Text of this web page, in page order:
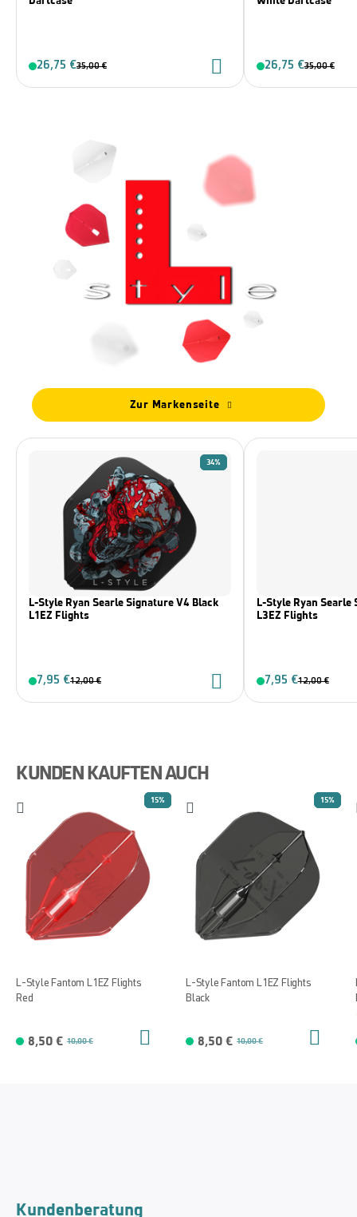
26,75 €35,00 € 26,75 €35,00 €
Zur Markenseite
34%
L-Style Ryan Searle Signature V4 Black
L1EZ Flights
7,95 €12,00 €
L-Style Ryan Searle
L3EZ Flights
7,95 €12,00 €
KUNDEN KAUFTEN AUCH
15%
L-Style Fantom L1EZ Flights
Red
8,50 € 10,00 €
15%
L-Style Fantom L1EZ Flights
Black
8,50 € 10,00 €
Kundenberatung